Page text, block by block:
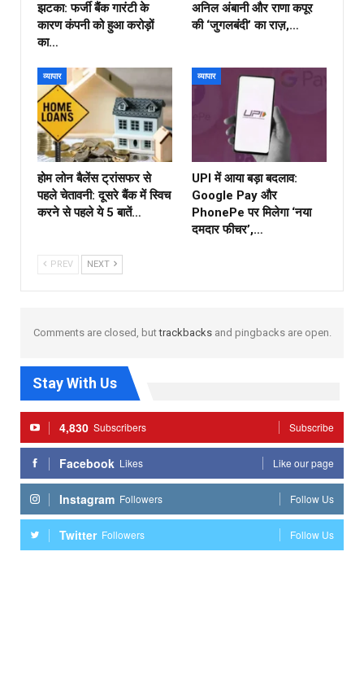
झटका: फर्जी बैंक गारंटी के
कारण कंपनी को हुआ करोड़ों
का…
अनिल अंबानी और राणा कपूर
की ‘जुगलबंदी’ का राज़,…
व्यापार
होम लोन बैलेंस ट्रांसफर से
पहले चेतावनी: दूसरे बैंक में स्विच
करने से पहले ये 5 बातें…
व्यापार
UPI में आया बड़ा बदलाव:
Google Pay और
PhonePe पर मिलेगा ‘नया
दमदार फीचर’,…
PREV NEXT
Comments are closed, buttrackbacksand pingbacks are open.
Stay With Us
4,830 Subscribers Subscribe
Facebook Likes Like our page
Instagram Followers Follow Us
Twitter Followers Follow Us